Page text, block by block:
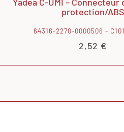
protection/ABS
64316-2270-0000506 -
2,52 €